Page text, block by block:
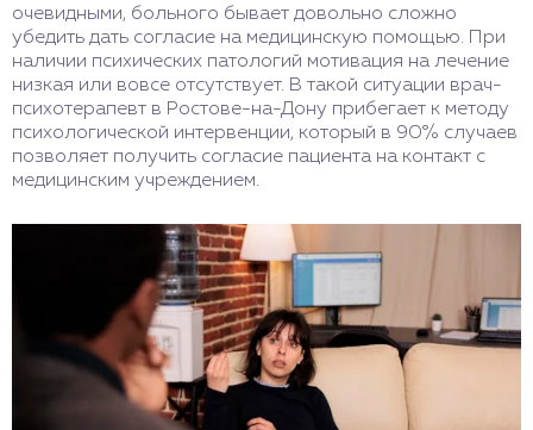
очевидными, больного бывает довольно сложно
убедить дать согласие на медицинскую помощью. При
наличии психических патологий мотивация на лечение
низкая или вовсе отсутствует. В такой ситуации врач-
психотерапевт в Ростове-на-Дону прибегает к методу
психологической интервенции, который в 90% случаев
позволяет получить согласие пациента на контакт с
медицинским учреждением.